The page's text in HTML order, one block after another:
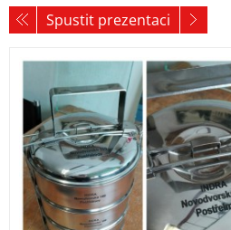
Spustit prezentaci